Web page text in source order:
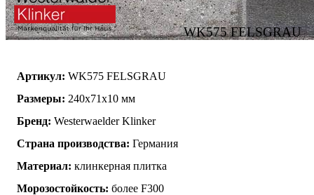
WK575 FELSGRAU
Артикул: WK575 FELSGRAU
Размеры: 240х71х10 мм
Бренд: Westerwaelder Klinker
Страна производства: Германия
Материал: клинкерная плитка
Морозостойкость: более F300